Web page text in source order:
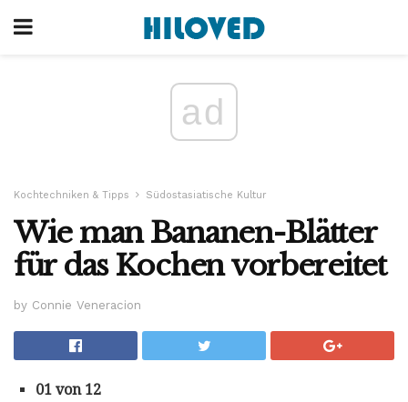
ad
Kochtechniken & Tipps Südostasiatische Kultur
Wie man Bananen-Blätter
für das Kochen vorbereitet
by Connie Veneracion
01 von 12